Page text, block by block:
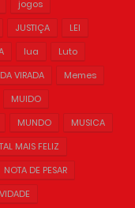
jogos
JUSTIÇA
LEI
lua
Luto
VIRADA
Memes
MUIDO
MUNDO
MUSICA
MAIS FELIZ
NOTA DE PESAR